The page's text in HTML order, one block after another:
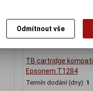
TB cartridge
Epsonem T1284
Termín dodání (dny): 1
Odmítnout vše